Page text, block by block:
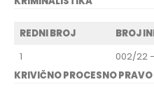
REDNI BROJ BROJ
1
002/22
KRIVIČNO PROCESNO PRAVO